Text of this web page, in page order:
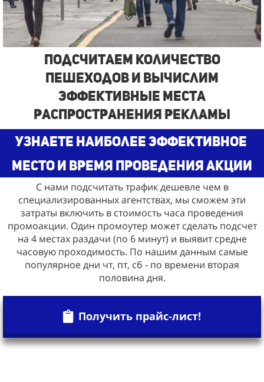
Подсчитаем количество
пешеходов и вычислим
эффективные места
распространения рекламы
узнаете наиболее эффективное
место и время проведения акции
С нами подсчитать трафик дешевле чем в
специализированных агентствах, мы сможем эти
затраты включить в стоимость часа проведения
промоакции. Один промоутер может сделать подсчет
на 4 местах раздачи (по 6 минут) и выявит средне
часовую проходимость. По нашим данным самые
популярное дни чт, пт, сб - по времени вторая
половина дня.
Получить прайс-лист!